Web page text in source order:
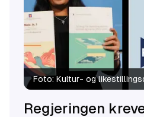
Foto: Kultur- og
Regjeringen